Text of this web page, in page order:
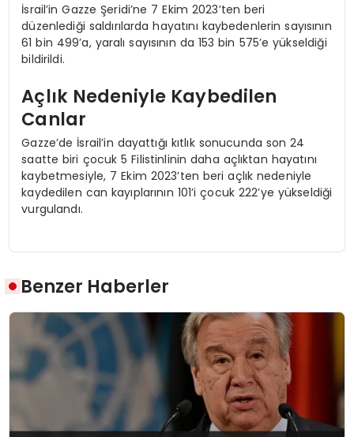
İsrail’in Gazze Şeridi’ne 7 Ekim 2023’ten beri
düzenlediği saldırılarda hayatını kaybedenlerin sayısının
61 bin 499’a, yaralı sayısının da 153 bin 575’e yükseldiği
bildirildi.
Açlık Nedeniyle Kaybedilen
Canlar
Gazze’de İsrail’in dayattığı kıtlık sonucunda son 24
saatte biri çocuk 5 Filistinlinin daha açlıktan hayatını
kaybetmesiyle, 7 Ekim 2023’ten beri açlık nedeniyle
kaydedilen can kayıplarının 101’i çocuk 222’ye yükseldiği
vurgulandı.
Benzer Haberler